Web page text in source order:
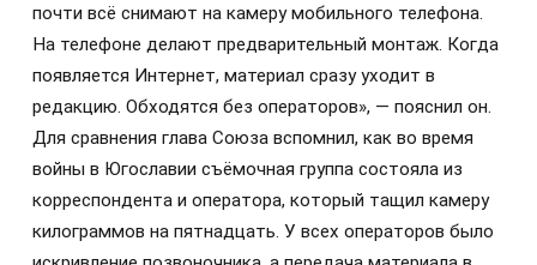
почти всё снимают на камеру мобильного телефона.
На телефоне делают предварительный монтаж. Когда
появляется Интернет, материал сразу уходит в
редакцию. Обходятся без операторов», — пояснил он.
Для сравнения глава Союза вспомнил, как во время
войны в Югославии съёмочная группа состояла из
корреспондента и оператора, который тащил камеру
килограммов на пятнадцать. У всех операторов было